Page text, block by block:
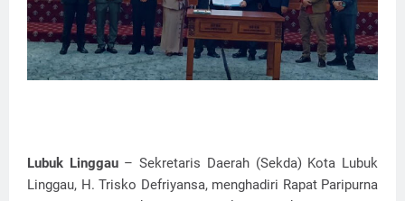
Lubuk Linggau– Sekretaris Daerah (Sekda) Kota Lubuk
Linggau, H. Trisko Defriyansa, menghadiri Rapat Paripurna